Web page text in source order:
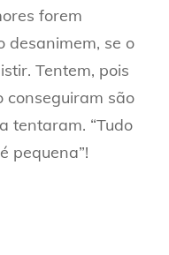
forem
desanimem, se o
Tentem, pois
conseguiram são
tentaram. “Tudo
pequena”!